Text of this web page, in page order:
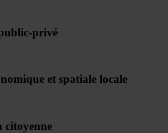
privé
et spatiale locale
citoyenne